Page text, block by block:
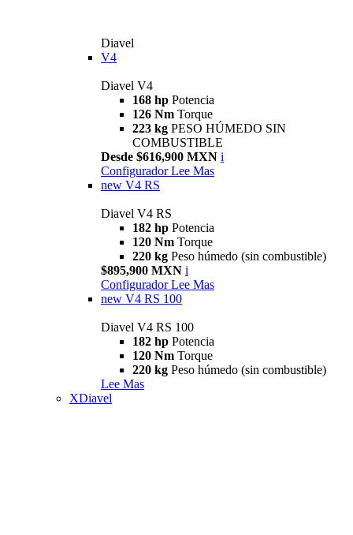
Diavel
V4
Diavel V4
168 hp Potencia
126 Nm Torque
223 kg PESO HÚMEDO SIN
COMBUSTIBLE
Desde $616,900 MXN i
Configurador Lee Mas
new V4 RS
Diavel V4 RS
182 hp Potencia
120 Nm Torque
220 kg Peso húmedo (sin combustible)
$895,900 MXN i
Configurador Lee Mas
new V4 RS 100
Diavel V4 RS 100
182 hp Potencia
120 Nm Torque
220 kg Peso húmedo (sin combustible)
Lee Mas
XDiavel